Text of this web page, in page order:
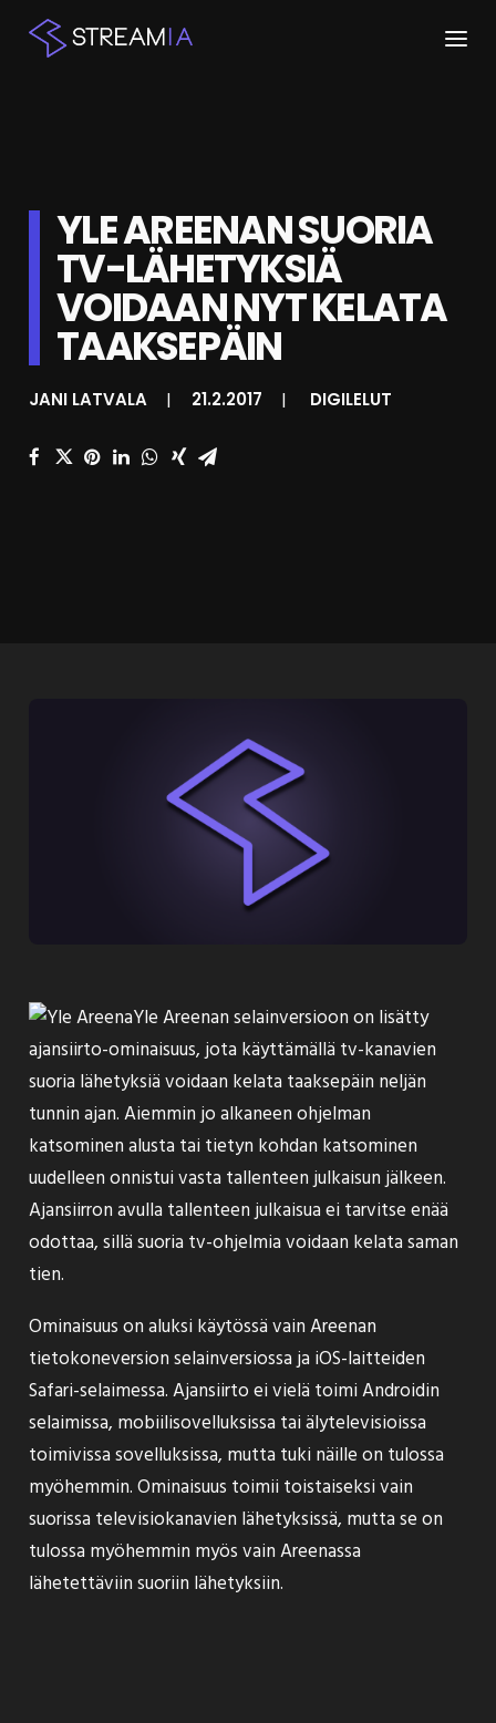
STREAMIT
KESKUSTELU
SHOP
HAKU
YLE AREENAN SUORIA
TV-LÄHETYKSIÄ
VOIDAAN NYT KELATA
TAAKSEPÄIN
JANI LATVALA | 21.2.2017 | DIGILELUT
Yle Areenan selainversioon on lisätty
ajansiirto-ominaisuus, jota käyttämällä tv-kanavien
suoria lähetyksiä voidaan kelata taaksepäin neljän
tunnin ajan. Aiemmin jo alkaneen ohjelman
katsominen alusta tai tietyn kohdan katsominen
uudelleen onnistui vasta tallenteen julkaisun jälkeen.
Ajansiirron avulla tallenteen julkaisua ei tarvitse enää
odottaa, sillä suoria tv-ohjelmia voidaan kelata saman
tien.
Ominaisuus on aluksi käytössä vain Areenan
tietokoneversion selainversiossa ja iOS-laitteiden
Safari-selaimessa. Ajansiirto ei vielä toimi Androidin
selaimissa, mobiilisovelluksissa tai älytelevisioissa
toimivissa sovelluksissa, mutta tuki näille on tulossa
myöhemmin. Ominaisuus toimii toistaiseksi vain
suorissa televisiokanavien lähetyksissä, mutta se on
tulossa myöhemmin myös vain Areenassa
lähetettäviin suoriin lähetyksiin.